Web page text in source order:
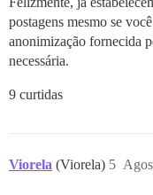
postagens mesmo se
anonimização fornecida
necessária.
9 curtidas
Viorela (Viorela) 5